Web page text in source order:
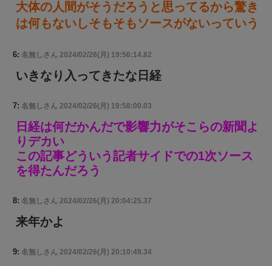
大体の人間がそうだろうと思ってるから驚き
は何もないしそもそもソースがないっていう
6: 名無しさん 2024/02/26(月) 19:56:14.82
いきなり入ってきたな日経
7: 名無しさん 2024/02/26(月) 19:58:00.03
日経は何だかんだで影響力がそこらの新聞よ
りデカい
この記事どういう記者サイドでの1次ソース
を得たんだろう
8: 名無しさん 2024/02/26(月) 20:04:25.37
来年かよ
9: 名無しさん 2024/02/26(月) 20:10:49.34